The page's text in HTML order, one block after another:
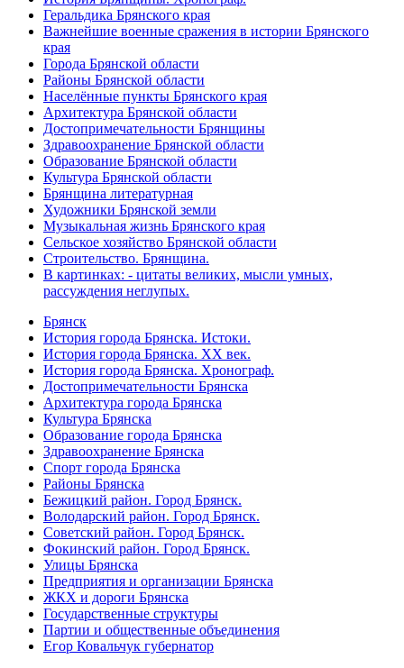
Геральдика Брянского края
Важнейшие военные сражения в истории Брянского
края
Города Брянской области
Районы Брянской области
Населённые пункты Брянского края
Архитектура Брянской области
Достопримечательности Брянщины
Здравоохранение Брянской области
Образование Брянской области
Культура Брянской области
Брянщина литературная
Художники Брянской земли
Музыкальная жизнь Брянского края
Сельское хозяйство Брянской области
Строительство. Брянщина.
В картинках: - цитаты великих, мысли умных,
рассуждения неглупых.
Брянск
История города Брянска. Истоки.
История города Брянска. XX век.
История города Брянска. Хронограф.
Достопримечательности Брянска
Архитектура города Брянска
Культура Брянска
Образование города Брянска
Здравоохранение Брянска
Спорт города Брянска
Районы Брянска
Бежицкий район. Город Брянск.
Володарский район. Город Брянск.
Советский район. Город Брянск.
Фокинский район. Город Брянск.
Улицы Брянска
Предприятия и организации Брянска
ЖКХ и дороги Брянска
Государственные структуры
Партии и общественные объединения
Егор Ковальчук губернатор